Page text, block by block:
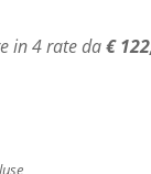
in 4 rate da€